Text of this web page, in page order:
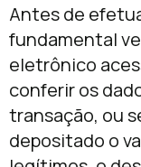
Antes de
fundamental
eletrônico
conferir os
transação, ou
depositado o